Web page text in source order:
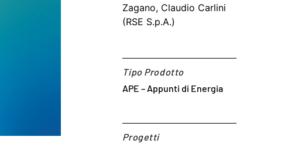
Zagano, Claudio Carlini
(RSE S.p.A.)
Tipo Prodotto
APE – Appunti di Energia
Progetti